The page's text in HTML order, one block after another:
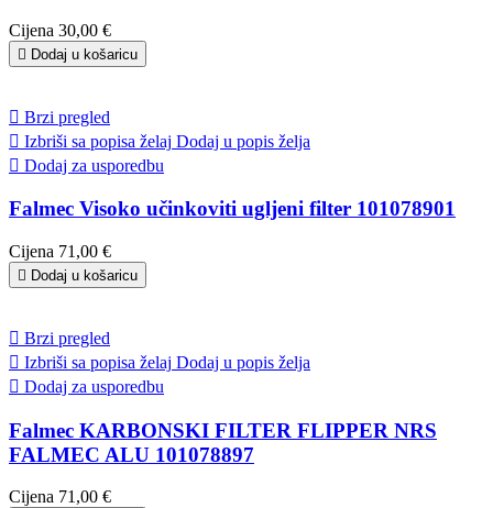
Cijena 30,00 €
 Dodaj u košaricu
 Brzi pregled
 Izbriši sa popisa želaj Dodaj u popis želja
 Dodaj za usporedbu
Falmec Visoko učinkoviti ugljeni filter 101078901
Cijena 71,00 €
 Dodaj u košaricu
 Brzi pregled
 Izbriši sa popisa želaj Dodaj u popis želja
 Dodaj za usporedbu
Falmec KARBONSKI FILTER FLIPPER NRS
FALMEC ALU 101078897
Cijena 71,00 €